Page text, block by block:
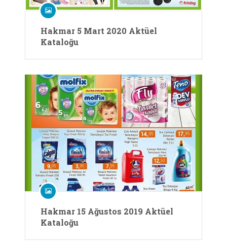
Hakmar 5 Mart 2020 Aktüel
Kataloğu
Hakmar 15 Ağustos 2019 Aktüel
Kataloğu